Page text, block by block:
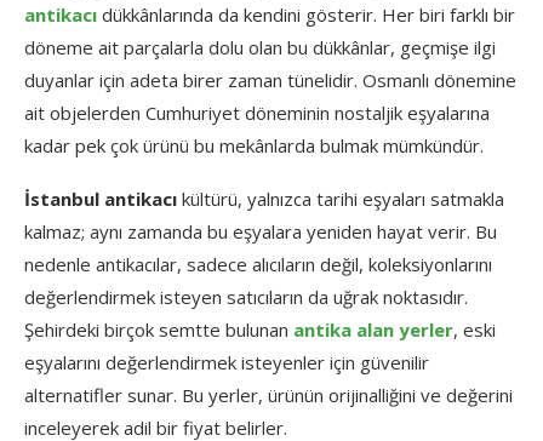
antikacı dükkânlarında da kendini gösterir. Her biri farklı bir
döneme ait parçalarla dolu olan bu dükkânlar, geçmişe ilgi
duyanlar için adeta birer zaman tünelidir. Osmanlı dönemine
ait objelerden Cumhuriyet döneminin nostaljik eşyalarına
kadar pek çok ürünü bu mekânlarda bulmak mümkündür.
İstanbul antikacı kültürü, yalnızca tarihi eşyaları satmakla
kalmaz; aynı zamanda bu eşyalara yeniden hayat verir. Bu
nedenle antikacılar, sadece alıcıların değil, koleksiyonlarını
değerlendirmek isteyen satıcıların da uğrak noktasıdır.
Şehirdeki birçok semtte bulunan antika alan yerler, eski
eşyalarını değerlendirmek isteyenler için güvenilir
alternatifler sunar. Bu yerler, ürünün orijinalliğini ve değerini
inceleyerek adil bir fiyat belirler.